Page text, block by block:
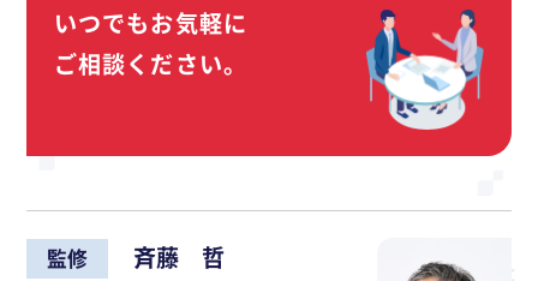
いつでもお気軽に
ご相談ください。
監修 斉藤 哲